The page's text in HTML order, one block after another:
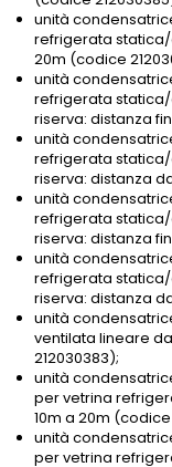
unità
refrigerata
20m (codice
unità
refrigerata
riserva: distanza
unità
refrigerata
riserva: distanza
unità
refrigerata
riserva: distanza
unità
refrigerata
riserva: distanza
unità
ventilata lineare
212030383);
unità
per vetrina
10m a 20m
unità
per vetrina